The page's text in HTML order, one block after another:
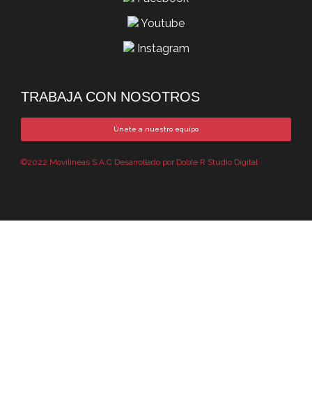
Youtube
Instagram
TRABAJA CON NOSOTROS
Únete a nuestro equipo
©2022 Movilineas S.A.C Desarrollado por Doble R Studio Digital